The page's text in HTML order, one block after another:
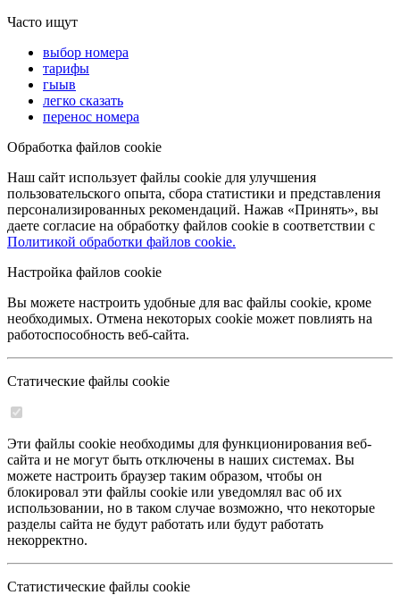
Часто ищут
выбор номера
тарифы
гыыв
легко сказать
перенос номера
Обработка файлов cookie
Наш сайт использует файлы cookie для улучшения
пользовательского опыта, сбора статистики и представления
персонализированных рекомендаций. Нажав «Принять», вы
даете согласие на обработку файлов cookie в соответствии с
Политикой обработки файлов cookie.
Настройка файлов cookie
Вы можете настроить удобные для вас файлы cookie, кроме
необходимых. Отмена некоторых cookie может повлиять на
работоспособность веб-сайта.
Статические файлы cookie
Эти файлы cookie необходимы для функционирования веб-
сайта и не могут быть отключены в наших системах. Вы
можете настроить браузер таким образом, чтобы он
блокировал эти файлы cookie или уведомлял вас об их
использовании, но в таком случае возможно, что некоторые
разделы сайта не будут работать или будут работать
некорректно.
Статистические файлы cookie